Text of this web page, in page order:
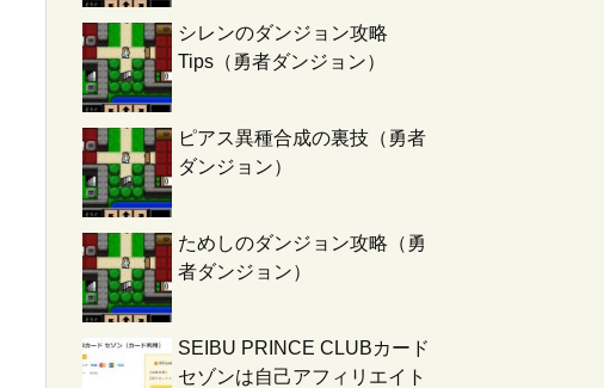
シレンのダンジョン攻略
Tips（勇者ダンジョン）
ピアス異種合成の裏技（勇者
ダンジョン）
ためしのダンジョン攻略（勇
者ダンジョン）
SEIBU PRINCE CLUBカード
セゾンは自己アフィリエイト